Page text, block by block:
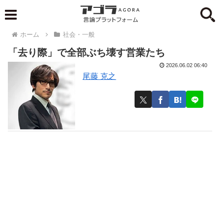
ホーム 社会・一般
「去り際」で全部ぶち壊す営業たち
尾藤 克之
2026.06.02 06:40